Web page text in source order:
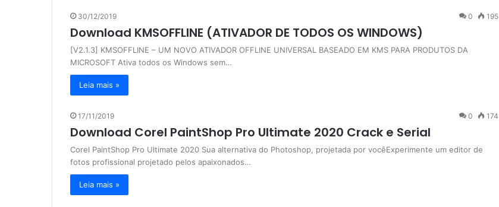
30/12/2019 0 195
Download KMSOFFLINE (ATIVADOR DE TODOS OS WINDOWS)
[V2.1.3] KMSOFFLINE – UM NOVO ATIVADOR OFFLINE UNIVERSAL BASEADO EM KMS PARA PRODUTOS DA
MICROSOFT Ativa todos os Windows sem…
Leia mais »
17/11/2019 0 174
Download Corel PaintShop Pro Ultimate 2020 Crack e Serial
Corel PaintShop Pro Ultimate 2020 Sua alternativa do Photoshop, projetada por vocêExperimente um editor de
fotos profissional projetado pelos apaixonados…
Leia mais »